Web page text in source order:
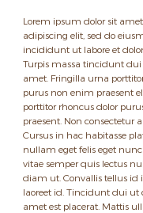
Lorem ipsum dolor sit
adipiscing elit, sed do
incididunt ut labore et
Turpis massa tincidunt dui
amet. Fringilla urna
purus non enim praesent
porttitor rhoncus dolor
praesent. Non consectetur
Cursus in hac habitasse
nullam eget felis eget
vitae semper quis lectus
diam ut. Convallis tellus id
laoreet id. Tincidunt dui ut
amet est placerat. Mattis